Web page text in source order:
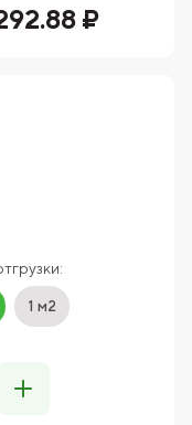
₽
1 м2